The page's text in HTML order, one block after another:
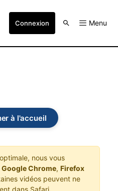
Connexion Menu
à l'accueil
nous vous
Google Chrome, Firefox
vidéos peuvent ne
dans Safari.